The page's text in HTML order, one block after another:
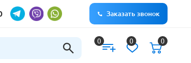
Заказать звонок
0 0 0